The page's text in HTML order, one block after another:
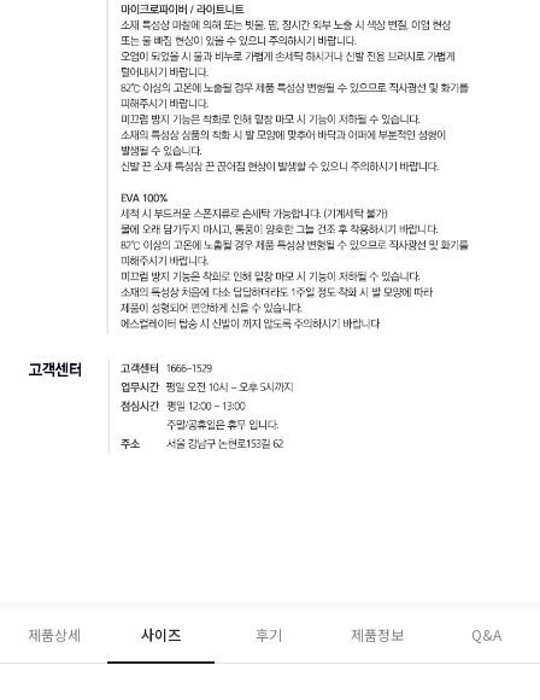
제품상세 사이즈 후기 제품정보 Q&A